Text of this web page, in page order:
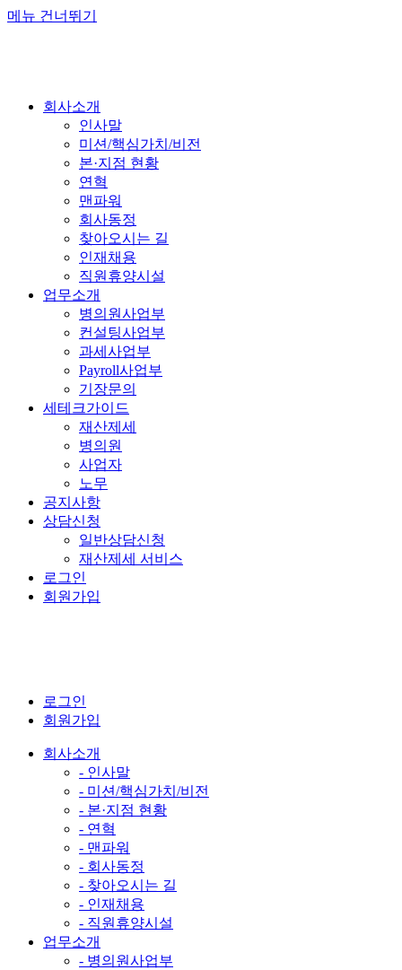
메뉴 건너뛰기
회사소개
인사말
미션/핵심가치/비전
본·지점 현황
연혁
맨파워
회사동정
찾아오시는 길
인재채용
직원휴양시설
업무소개
병의원사업부
컨설팅사업부
과세사업부
Payroll사업부
기장문의
세테크가이드
재산제세
병의원
사업자
노무
공지사항
상담신청
일반상담신청
재산제세 서비스
로그인
회원가입
로그인
회원가입
회사소개
- 인사말
- 미션/핵심가치/비전
- 본·지점 현황
- 연혁
- 맨파워
- 회사동정
- 찾아오시는 길
- 인재채용
- 직원휴양시설
업무소개
- 병의원사업부